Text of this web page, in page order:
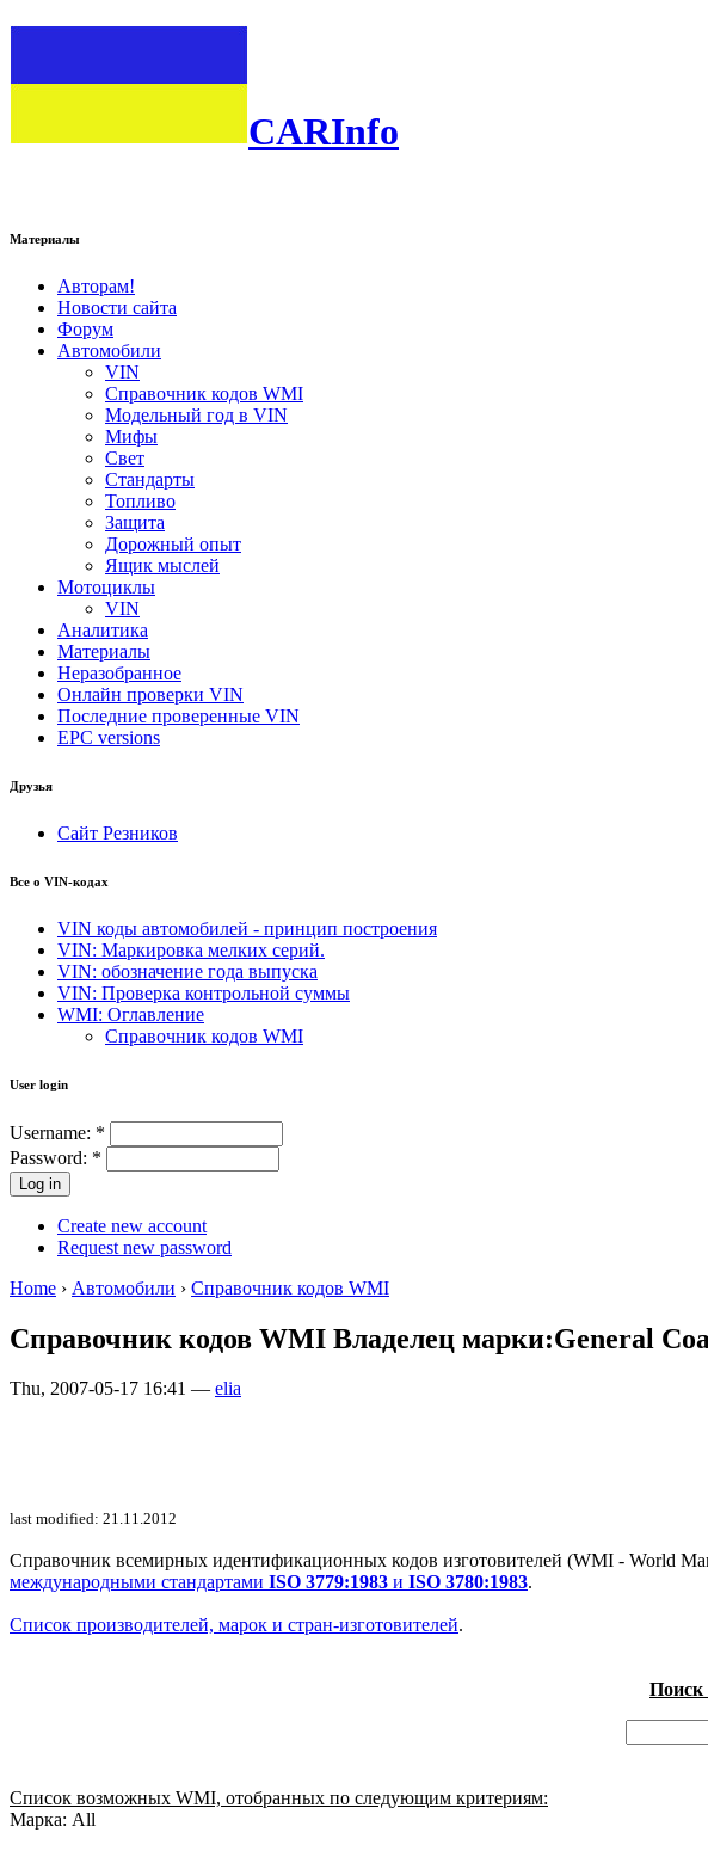
CARInfo
Материалы
Авторам!
Новости сайта
Форум
Автомобили
VIN
Справочник кодов WMI
Модельный год в VIN
Мифы
Свет
Стандарты
Топливо
Защита
Дорожный опыт
Ящик мыслей
Мотоциклы
VIN
Аналитика
Материалы
Неразобранное
Онлайн проверки VIN
Последние проверенные VIN
EPC versions
Друзья
Сайт Резников
Все о VIN-кодах
VIN коды автомобилей - принцип построения
VIN: Маркировка мелких серий.
VIN: обозначение года выпуска
VIN: Проверка контрольной суммы
WMI: Оглавление
Справочник кодов WMI
User login
Username: *
Password: *
Create new account
Request new password
Home › Автомобили › Справочник кодов WMI
Справочник кодов WMI Владелец марки:General
Thu, 2007-05-17 16:41 — elia
last modified: 21.11.2012
Справочник всемирных идентификационных кодов изготовителей (WMI - World
международными стандартами ISO 3779:1983 и ISO 3780:1983.
Список производителей, марок и стран-изготовителей.
Поиск
Список возможных WMI, отобранных по следующим критериям:
Марка: All